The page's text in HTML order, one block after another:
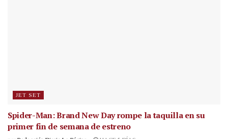
JET SET
Spider-Man: Brand New Day rompe la taquilla en su
primer fin de semana de estreno